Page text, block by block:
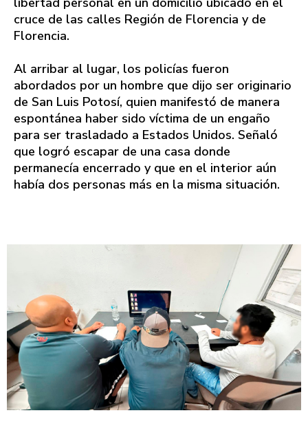
cruce de las calles Región de Florencia y de
Florencia.
Al arribar al lugar, los policías fueron
abordados por un hombre que dijo ser originario
de San Luis Potosí, quien manifestó de manera
espontánea haber sido víctima de un engaño
para ser trasladado a Estados Unidos. Señaló
que logró escapar de una casa donde
permanecía encerrado y que en el interior aún
había dos personas más en la misma situación.